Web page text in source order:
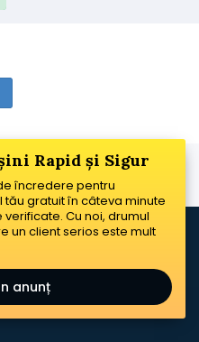
Rapid și Sigur
încredere pentru
gratuit în câteva minute
Cu noi, drumul
un client serios este mult
anunț